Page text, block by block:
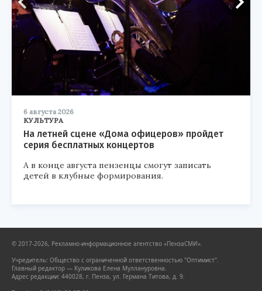
6 августа 2026
КУЛЬТУРА
На летней сцене «Дома офицеров» пройдет
серия бесплатных концертов
А в конце августа пензенцы смогут записать
детей в клубные формирования.
© 2017-2026, Рекламно-информационное агентство «ПензаСМИ».
Учредитель: Общество с ограниченной ответственностью "Оптимист".
Главный редактор — Куликова Елена Муллануровна.
Адрес редакции: 440028, г. Пенза, ул. Германа Титова, д. 9.